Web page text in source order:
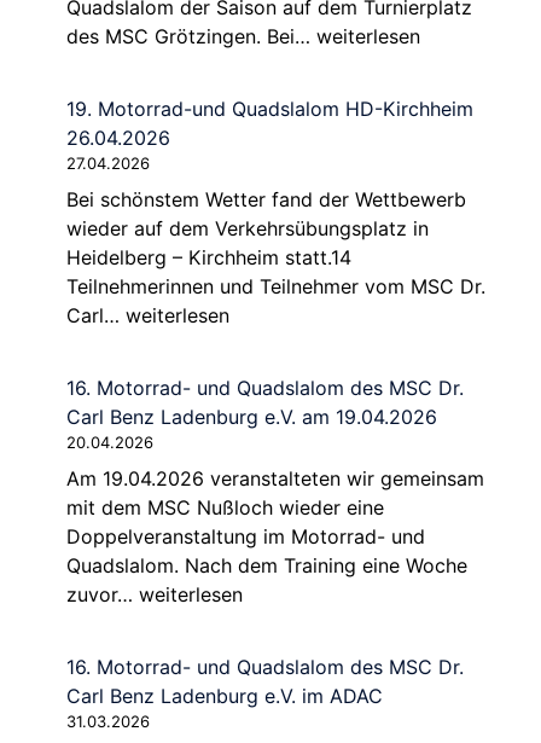
Quadslalom der Saison auf dem Turnierplatz
des MSC Grötzingen. Bei… Abschluss
und
am
12.07.
in
Grötzingen
weiterlesen
19. Motorrad-und Quadslalom HD-Kirchheim
26.04.2026
27.04.2026
Bei schönstem Wetter fand der Wettbewerb
wieder auf dem Verkehrsübungsplatz in
Heidelberg – Kirchheim statt.14
Teilnehmerinnen und Teilnehmer vom MSC Dr.
Carl… 19.
Quadslalom
HD-
26.04.2026
weiterlesen
16. Motorrad- und Quadslalom des MSC Dr.
Carl Benz Ladenburg e.V. am 19.04.2026
20.04.2026
Am 19.04.2026 veranstalteten wir gemeinsam
mit dem MSC Nußloch wieder eine
Doppelveranstaltung im Motorrad- und
Quadslalom. Nach dem Training eine Woche
zuvor… 16.
Quadslalom
des
weiterlesen
16. Motorrad- und Quadslalom des MSC Dr.
Carl Benz Ladenburg e.V. im ADAC
31.03.2026